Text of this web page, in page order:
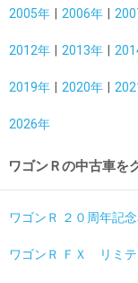
2005年 2006年
2012年 2013年
2019年 2020年
2026年
ワゴンＲの中古車を
ワゴンＲ ２０周年記
ワゴンＲ ＦＸ リミテ